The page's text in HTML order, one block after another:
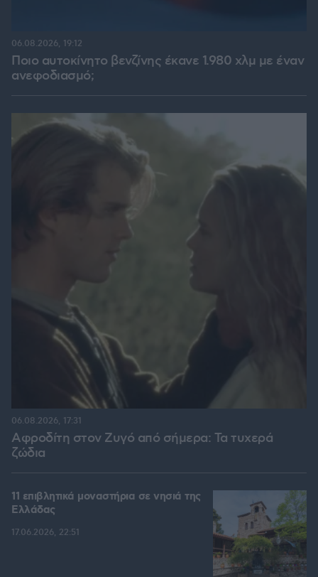
Ποιο αυτοκίνητο βενζίνης έκανε 1.980 χλμ με έναν
ανεφοδιασμό;
06.08.2026, 19:12
Αφροδίτη στον Ζυγό από σήμερα: Τα τυχερά
ζώδια
06.08.2026, 17:31
11 επιβλητικά μοναστήρια σε νησιά της
Ελλάδας
17.06.2026, 22:51